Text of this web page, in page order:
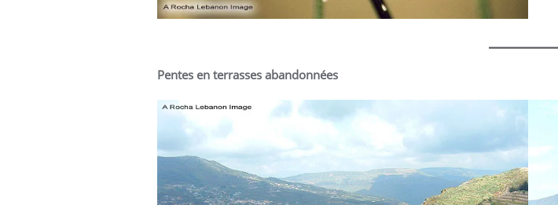
Pentes en terrasses abandonnées